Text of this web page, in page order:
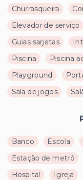
Churrasqueira
Elevador de serviço
Guias sarjetas
Piscina
Piscina
Playground
Sala de jogos
Banco Escola
Estação de metrô
Hospital
Igreja